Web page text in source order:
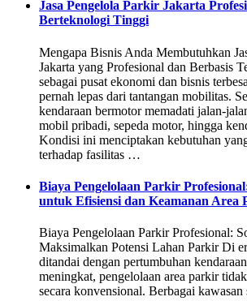
Jasa Pengelola Parkir Jakarta
Berteknologi Tinggi
Mengapa Bisnis Anda Membutuhkan
Jakarta yang Profesional dan Berbasis
sebagai pusat ekonomi dan bisnis
pernah lepas dari tantangan mobilitas.
kendaraan bermotor memadati jalan-
mobil pribadi, sepeda motor, hingga
Kondisi ini menciptakan kebutuhan
terhadap fasilitas …
Biaya Pengelolaan Parkir
untuk Efisiensi dan Keamanan Area
Biaya Pengelolaan Parkir Profesional:
Maksimalkan Potensi Lahan Parkir Di
ditandai dengan pertumbuhan
meningkat, pengelolaan area parkir
secara konvensional. Berbagai kawasan